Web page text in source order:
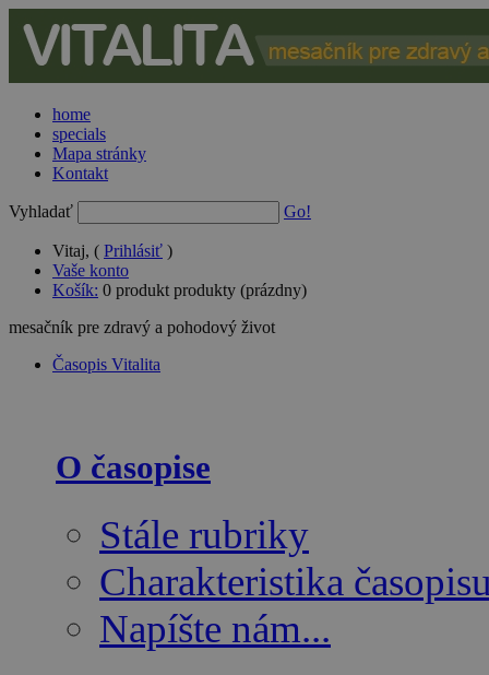
home
specials
Mapa stránky
Kontakt
Vyhladať Go!
Vitaj, ( Prihlásiť )
Vaše konto
Košík: 0 produkt produkty (prázdny)
mesačník pre zdravý a pohodový život
Časopis Vitalita
O časopise
Stále rubriky
Charakteristika
Napíšte nám...